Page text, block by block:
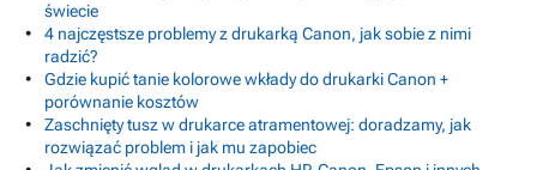
świecie
4 najczęstsze problemy z drukarką Canon, jak sobie z nimi
radzić?
Gdzie kupić tanie kolorowe wkłady do drukarki Canon +
porównanie kosztów
Zaschnięty tusz w drukarce atramentowej: doradzamy, jak
rozwiązać problem i jak mu zapobiec